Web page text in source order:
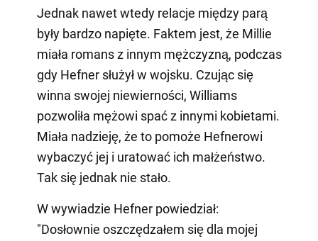
Jednak nawet wtedy relacje między parą
były bardzo napięte. Faktem jest, że Millie
miała romans z innym mężczyzną, podczas
gdy Hefner służył w wojsku. Czując się
winna swojej niewierności, Williams
pozwoliła mężowi spać z innymi kobietami.
Miała nadzieję, że to pomoże Hefnerowi
wybaczyć jej i uratować ich małżeństwo.
Tak się jednak nie stało.
W wywiadzie Hefner powiedział:
"Dosłownie oszczędzałem się dla mojej